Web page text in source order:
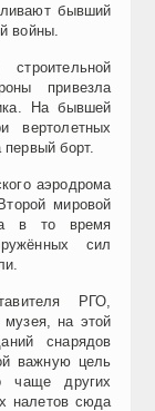
бывший
войны.
привезла
На бывшей
вертолетных
борт.
аэродрома
мировой
в то время
сил
РГО,
музея, на этой
снарядов
важную цель
других
налетов сюда